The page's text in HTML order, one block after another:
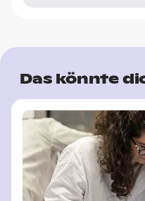
Das könnte